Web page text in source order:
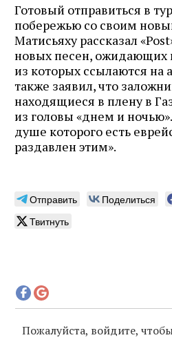
Готовый отправиться в
побережью со своим
Матисьяху рассказал
новых песен, ожидающих
из которых ссылаются
также заявил, что
находящиеся в плену в
из головы «днем и
душе которого есть
раздавлен этим».
Отправить Поделиться
Твитнуть
Пожалуйста, войдите,